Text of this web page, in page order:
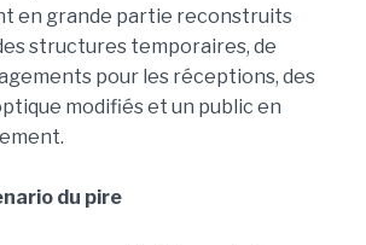
en grande partie reconstruits
structures temporaires, de
pour les réceptions, des
modifiés et un public en
du pire